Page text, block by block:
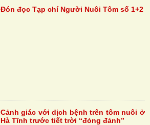
Đón đọc Tạp chí Người Nuôi Tôm số 1+2
Cảnh giác với dịch bệnh trên tôm nuôi ở
Hà Tĩnh trước tiết trời “đỏng đảnh”